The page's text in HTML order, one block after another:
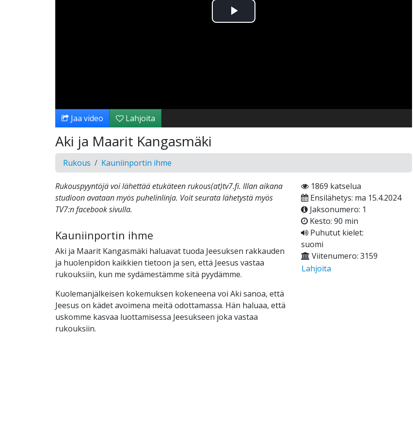
Toista
Jaa video Lahjoita
Aki ja Maarit Kangasmäki
Rukous Kauniinportin ihme
Rukouspyyntöjä voi lähettää etukäteen rukous(at)tv7.fi. Illan aikana
studioon avataan myös puhelinlinja. Voit seurata lähetystä myös
TV7:n facebook sivulla.
Kauniinportin ihme
Aki ja Maarit Kangasmäki haluavat tuoda Jeesuksen rakkauden
ja huolenpidon kaikkien tietoon ja sen, että Jeesus vastaa
rukouksiin, kun me sydämestämme sitä pyydämme.
Kuolemanjälkeisen kokemuksen kokeneena voi Aki sanoa, että
Jeesus on kädet avoimena meitä odottamassa. Hän haluaa, että
uskomme kasvaa luottamisessa Jeesukseen joka vastaa
rukouksiin.
1869 katselua
Ensilähetys: ma 15.4.2024
Jaksonumero: 1
Kesto: 90 min
Puhutut kielet:
suomi
Viitenumero: 3159
Lahjoita